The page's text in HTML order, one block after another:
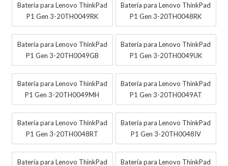
Batería para Lenovo ThinkPad
P1 Gen 3-20TH0049RK
Batería para Lenovo ThinkPad
P1 Gen 3-20TH0048RK
Batería para Lenovo ThinkPad
P1 Gen 3-20TH0049GB
Batería para Lenovo ThinkPad
P1 Gen 3-20TH0049UK
Batería para Lenovo ThinkPad
P1 Gen 3-20TH0049MH
Batería para Lenovo ThinkPad
P1 Gen 3-20TH0049AT
Batería para Lenovo ThinkPad
P1 Gen 3-20TH0048RT
Batería para Lenovo ThinkPad
P1 Gen 3-20TH0048IV
Batería para Lenovo ThinkPad
Batería para Lenovo ThinkPad